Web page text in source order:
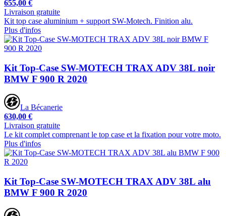
655,00 €
Livraison gratuite
Kit top case aluminium + support SW-Motech. Finition alu.
Plus d'infos
Kit Top-Case SW-MOTECH TRAX ADV 38L noir
BMW F 900 R 2020
La Bécanerie
630,00 €
Livraison gratuite
Le kit complet comprenant le top case et la fixation pour votre moto.
Plus d'infos
Kit Top-Case SW-MOTECH TRAX ADV 38L alu
BMW F 900 R 2020